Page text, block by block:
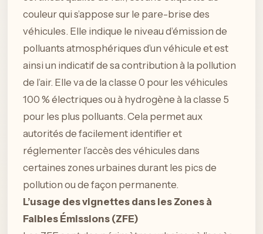
couleur qui s’appose sur le pare-brise des
véhicules. Elle indique le niveau d’émission de
polluants atmosphériques d’un véhicule et est
ainsi un indicatif de sa contribution à la pollution
de l’air. Elle va de la classe 0 pour les véhicules
100 % électriques ou à hydrogène à la classe 5
pour les plus polluants. Cela permet aux
autorités de facilement identifier et
réglementer l’accès des véhicules dans
certaines zones urbaines durant les pics de
pollution ou de façon permanente.
L’usage des vignettes dans les Zones à
Faibles Émissions (ZFE)